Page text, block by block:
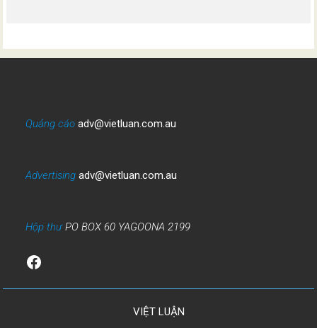
Quảng cáo adv@vietluan.com.au
Advertising adv@vietluan.com.au
Hộp thưPO BOX 60 YAGOONA 2199
Facebook
VIỆT LUẬN